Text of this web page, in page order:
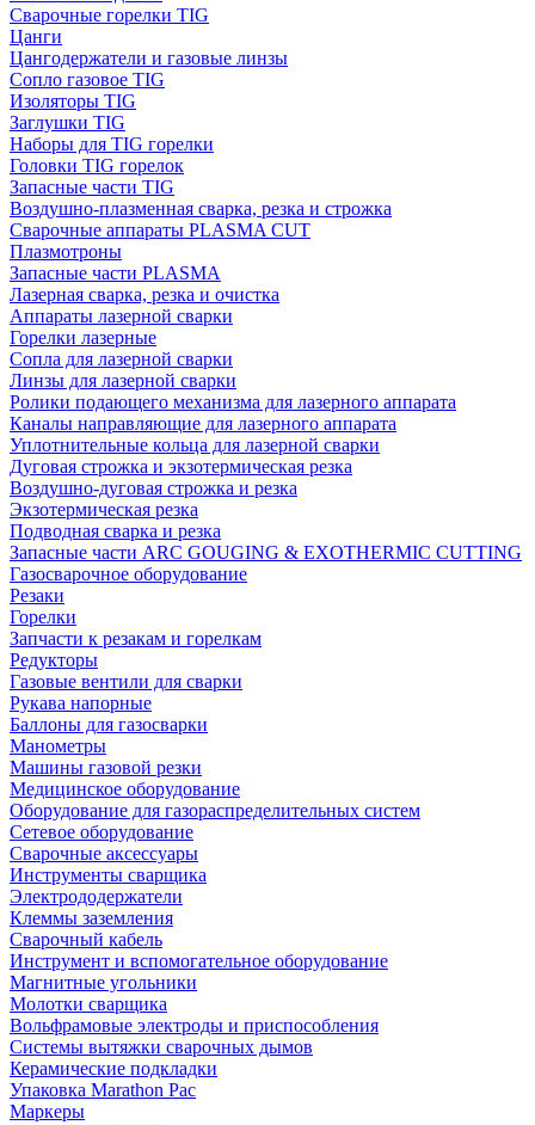
Сварочные горелки TIG
Цанги
Цангодержатели и газовые линзы
Сопло газовое TIG
Изоляторы TIG
Заглушки TIG
Наборы для TIG горелки
Головки TIG горелок
Запасные части TIG
Воздушно-плазменная сварка, резка и строжка
Сварочные аппараты PLASMA CUT
Плазмотроны
Запасные части PLASMA
Лазерная сварка, резка и очистка
Аппараты лазерной сварки
Горелки лазерные
Сопла для лазерной сварки
Линзы для лазерной сварки
Ролики подающего механизма для лазерного аппарата
Каналы направляющие для лазерного аппарата
Уплотнительные кольца для лазерной сварки
Дуговая строжка и экзотермическая резка
Воздушно-дуговая строжка и резка
Экзотермическая резка
Подводная сварка и резка
Запасные части ARC GOUGING & EXOTHERMIC CUTTING
Газосварочное оборудование
Резаки
Горелки
Запчасти к резакам и горелкам
Редукторы
Газовые вентили для сварки
Рукава напорные
Баллоны для газосварки
Манометры
Машины газовой резки
Медицинское оборудование
Оборудование для газораспределительных систем
Сетевое оборудование
Сварочные аксессуары
Инструменты сварщика
Электрододержатели
Клеммы заземления
Сварочный кабель
Инструмент и вспомогательное оборудование
Магнитные угольники
Молотки сварщика
Вольфрамовые электроды и приспособления
Системы вытяжки сварочных дымов
Керамические подкладки
Упаковка Marathon Pac
Маркеры